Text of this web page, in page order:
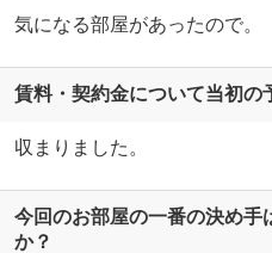
気になる部屋があったので。
賃料・契約金について当初の
収まりました。
今回のお部屋の一番の決め手
か？